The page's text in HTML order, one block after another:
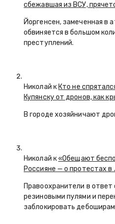
сбежавшая из ВСУ,
Йоргенсен, замеченная в
обвиняется в большом
преступлений.
Николай к Кто не
Купянску от дронов, как
В городе хозяйничают
Николай к«Обещают
Россияне — о протестах
Правоохранители в
резиновыми пулями и
заблокировать